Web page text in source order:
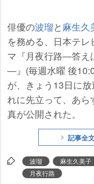
俳優の波瑠と 麻生久
を務める、日本テレ
マ『月夜行路―答え
―』(毎週水曜 後
が、きょう13日に
れに先立って、あら
真が公開された。
記事全
波瑠 麻生久美子
月夜行路